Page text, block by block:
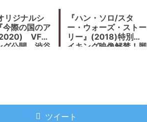
リジナルシ
今際の国のア
VFX
グ公開。渋谷
『ハン・ソロ/スタ
ー・ウォーズ・ストー
リー』(2018)特別メ
イキング映像解禁！脚
ツイート